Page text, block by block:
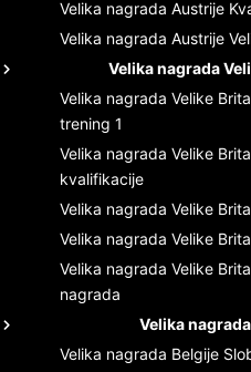
Velika nagrada Austrije
Velika nagrada Austrije
Velika nagrada
Velika nagrada Velike
trening 1
Velika nagrada Velike
kvalifikacije
Velika nagrada Velike
Velika nagrada Velike
Velika nagrada Velike
nagrada
Velika
Velika nagrada Belgije